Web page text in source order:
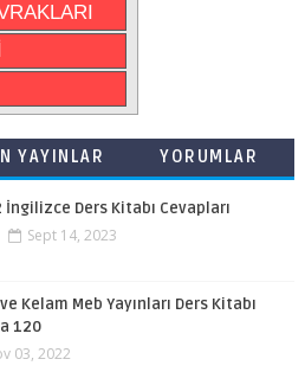
YAYINLAR YORUMLAR
İngilizce Ders Kitabı Cevapları
Sept 14, 2023
Kelam Meb Yayınları Ders Kitabı
120
03, 2022